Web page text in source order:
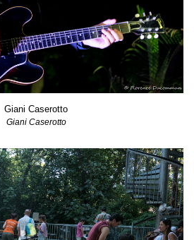
Giani Caserotto
Giani Caserotto